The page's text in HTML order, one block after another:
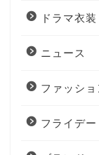
ドラマ衣装
ニュース
ファッショ
フライデー